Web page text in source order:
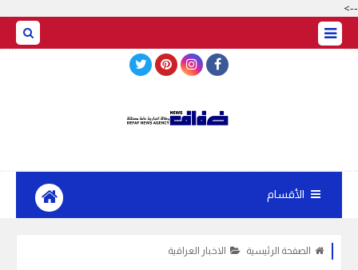
-->
الأقسام
الصفحة الرئيسية الاخبار العراقية